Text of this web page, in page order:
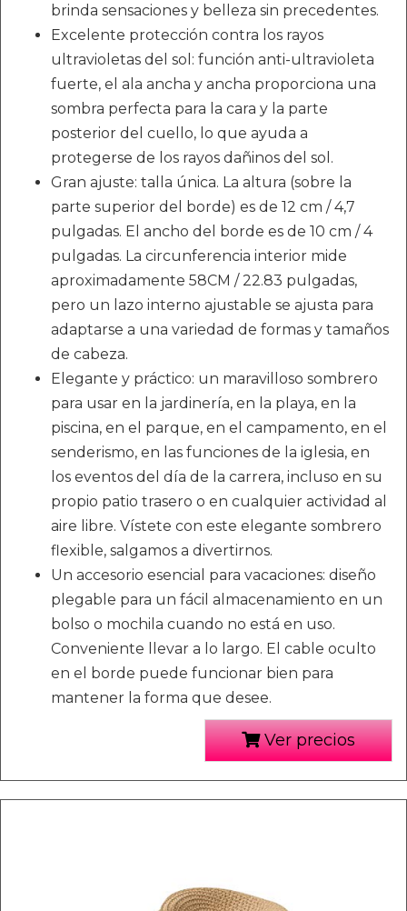
brinda sensaciones y belleza sin precedentes.
Excelente protección contra los rayos
ultravioletas del sol: función anti-ultravioleta
fuerte, el ala ancha y ancha proporciona una
sombra perfecta para la cara y la parte
posterior del cuello, lo que ayuda a
protegerse de los rayos dañinos del sol.
Gran ajuste: talla única. La altura (sobre la
parte superior del borde) es de 12 cm / 4,7
pulgadas. El ancho del borde es de 10 cm / 4
pulgadas. La circunferencia interior mide
aproximadamente 58CM / 22.83 pulgadas,
pero un lazo interno ajustable se ajusta para
adaptarse a una variedad de formas y tamaños
de cabeza.
Elegante y práctico: un maravilloso sombrero
para usar en la jardinería, en la playa, en la
piscina, en el parque, en el campamento, en el
senderismo, en las funciones de la iglesia, en
los eventos del día de la carrera, incluso en su
propio patio trasero o en cualquier actividad al
aire libre. Vístete con este elegante sombrero
flexible, salgamos a divertirnos.
Un accesorio esencial para vacaciones: diseño
plegable para un fácil almacenamiento en un
bolso o mochila cuando no está en uso.
Conveniente llevar a lo largo. El cable oculto
en el borde puede funcionar bien para
mantener la forma que desee.
Ver precios